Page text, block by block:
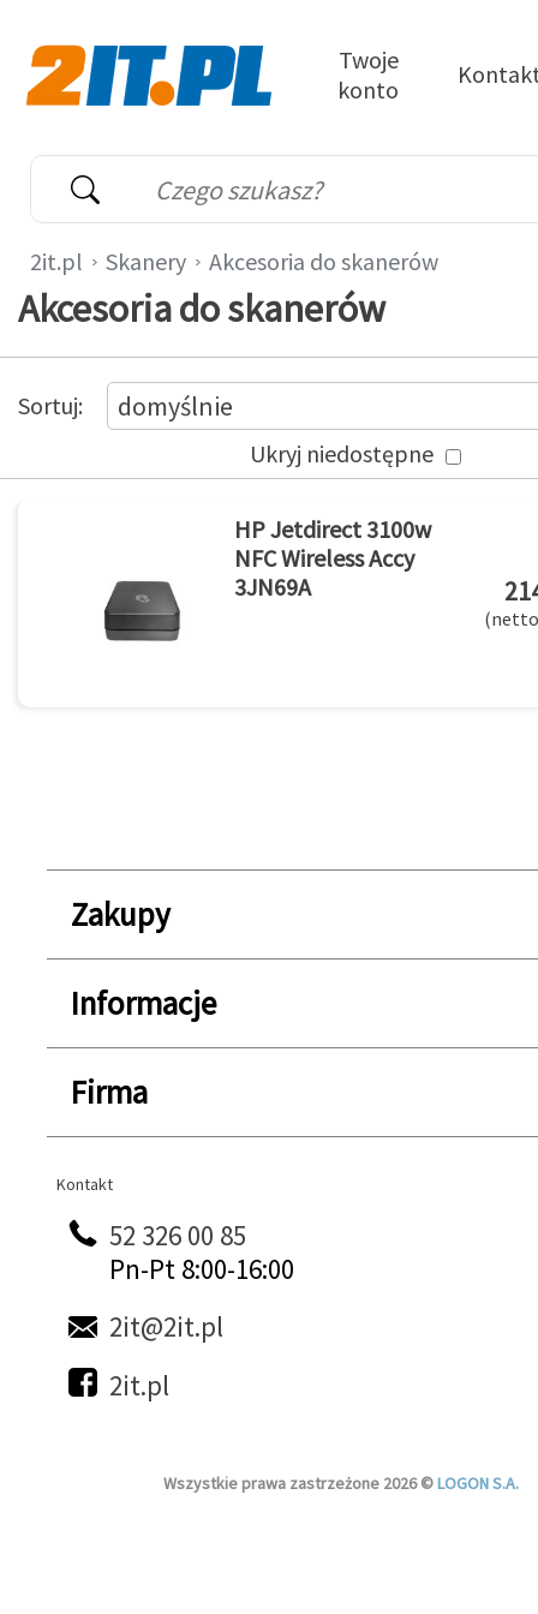
Wyszukiwarka
Słowo kluczowe
Twoje
konto
2it.pl Skanery Akcesoria do skanerów
Akcesoria do skanerów
Przełącz widok
produktów
Sortuj
domyślnie
Ukryj niedostępne
HP Jetdirect 3100w
NFC Wireless Accy
3JN69A
Zakupy
Informacje
Firma
Kontakt
Kontakt
52 326 00 85
Pn-Pt 8:00-16:00
2it@2it.pl
2it.pl
Wszystkie prawa zastrzeżone 2026 ©LOGON S.A.